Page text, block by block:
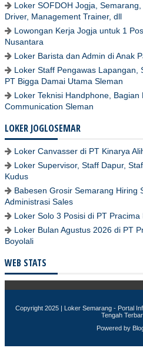
Loker SOFDOH Jogja,
Driver, Management Trainer, dll
Lowongan Kerja Jogja untuk 1
Nusantara
Loker Barista dan Admin di Anak
Loker Staff Pengawas Lapangan,
PT Bigga Damai Utama Sleman
Loker Teknisi Handphone, Bagian
Communication Sleman
LOKER JOGLOSEMAR
Loker Canvasser di PT Kinarya
Loker Supervisor, Staff Dapur,
Kudus
Babesen Grosir Semarang Hiring
Administrasi Sales
Loker Solo 3 Posisi di PT Pracima
Loker Bulan Agustus 2026 di PT
Boyolali
WEB STATS
Copyright 2025 | Loker Semarang - Portal
Tengah
Powered by